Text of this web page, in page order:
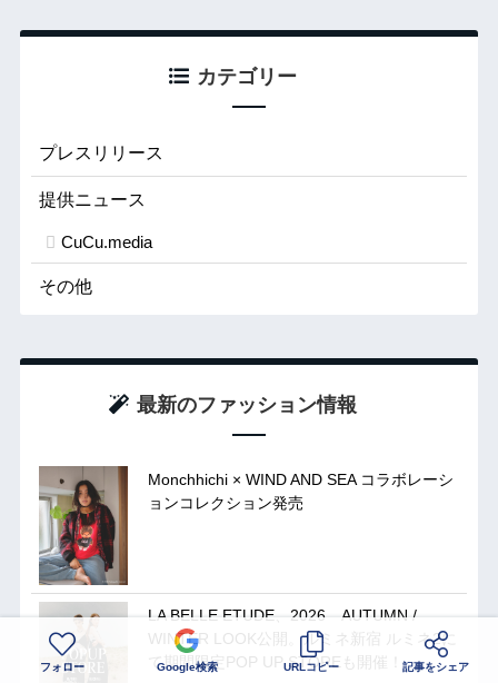
カテゴリー
プレスリリース
提供ニュース
CuCu.media
その他
最新のファッション情報
Monchhichi × WIND AND SEA コラボレーシ
ョンコレクション発売
LA BELLE ETUDE、2026 AUTUMN /
WINTER LOOK公開。ルミネ新宿 ルミネ2に
て期間限定POP UP STOREも開催！
フォロー Google検索 URLコピー 記事をシェア